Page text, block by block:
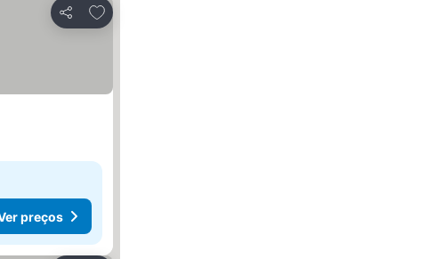
Partilhar
Adicionar aos favoritos
preços